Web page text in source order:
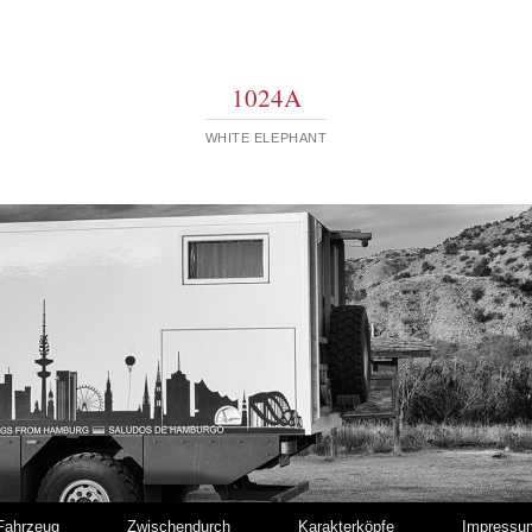
1024A
WHITE ELEPHANT
Zwischendurch Karakterköpfe